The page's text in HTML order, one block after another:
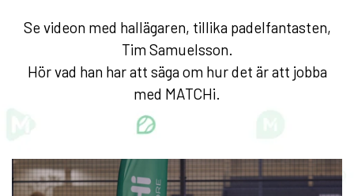
Se videon med hallägaren, tillika padelfantasten,
Tim Samuelsson.
Hör vad han har att säga om hur det är att jobba
med MATCHi.